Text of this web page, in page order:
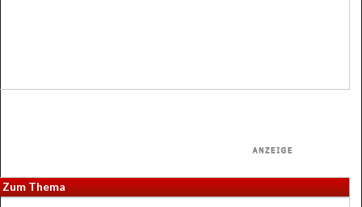
Zum Thema